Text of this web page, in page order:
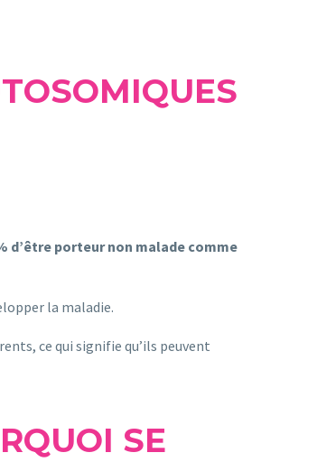
d’être porteur non malade comme
la maladie.
ce qui signifie qu’ils peuvent
SE